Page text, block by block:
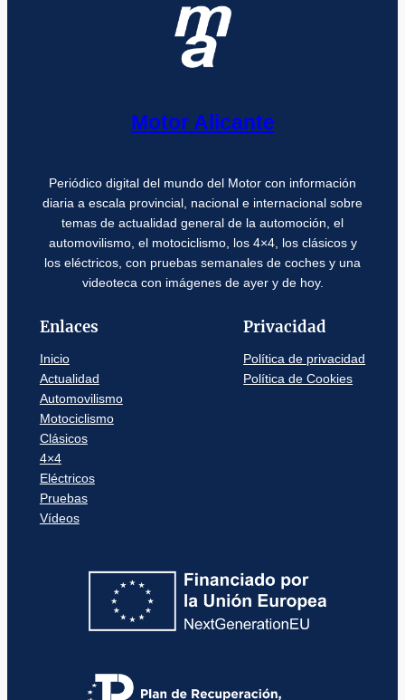
Motor Alicante
Periódico digital del mundo del Motor con información
diaria a escala provincial, nacional e internacional sobre
temas de actualidad general de la automoción, el
automovilismo, el motociclismo, los 4×4, los clásicos y
los eléctricos, con pruebas semanales de coches y una
videoteca con imágenes de ayer y de hoy.
Enlaces
Inicio
Actualidad
Automovilismo
Motociclismo
Clásicos
4×4
Eléctricos
Pruebas
Vídeos
Privacidad
Política de privacidad
Política de Cookies